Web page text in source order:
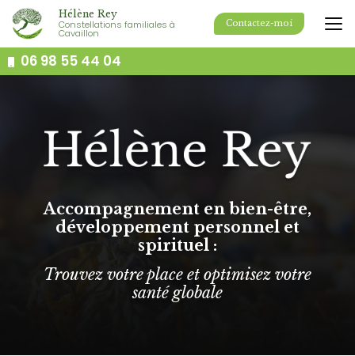
Aller
au
contenu
principal
06 98 55 44 04
Hélène Rey
Constellations familiales à
Cavaillon
Contactez-moi
Accompagnement en bien-être,
développement personnel et
spirituel :
Trouvez votre place et optimisez votre
santé globale